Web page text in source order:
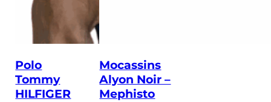
Polo
Tommy
HILFIGER
Mocassins
Alyon Noir –
Mephisto